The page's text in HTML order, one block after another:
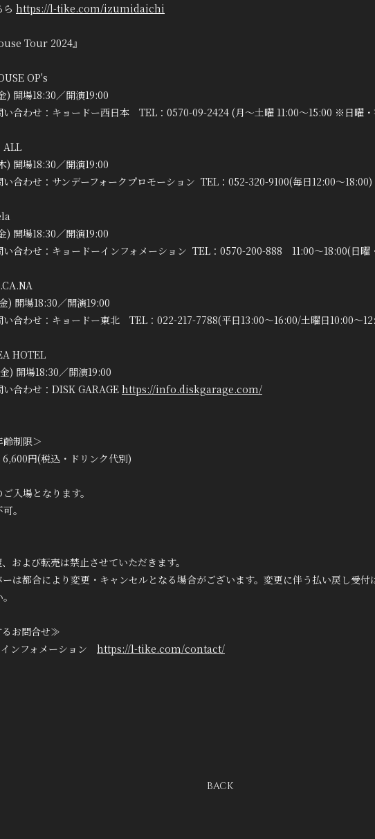
https://l-tike.com/izumidaichi
Tour 2024』
OP's
) 開場18:30／開演19:00
い合わせ：キョードー西日本 TEL：0570-09-2424 (月〜土曜 11:00〜15:00 ※日曜
ALL
) 開場18:30／開演19:00
い合わせ：サンデーフォークプロモーション TEL：052-320-9100(毎日12:00～18:00)
) 開場18:30／開演19:00
い合わせ：キョードーインフォメーション TEL：0570-200-888 11:00〜18:00(日曜
) 開場18:30／開演19:00
い合わせ：キョードー東北 TEL：022-217-7788(平日13:00～16:00/土曜日10:00～
HOTEL
) 開場18:30／開演19:00
い合わせ：DISK GARAGE https://info.diskgarage.com/
制限＞
円(税込・ドリンク代別)
入場となります。
。
および転売は禁止させていただきます。
は都合により変更・キャンセルとなる場合がございます。変更に伴う払い戻し受付
お問合せ≫
ンフォメーション https://l-tike.com/contact/
BACK